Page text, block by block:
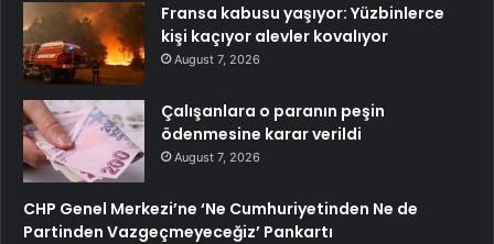
Fransa kabusu yaşıyor: Yüzbinlerce
kişi kaçıyor alevler kovalıyor
August 7, 2026
Çalışanlara o paranın peşin
ödenmesine karar verildi
August 7, 2026
CHP Genel Merkezi’ne ‘Ne Cumhuriyetinden Ne de
Partinden Vazgeçmeyeceğiz’ Pankartı